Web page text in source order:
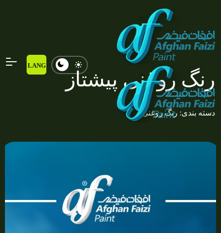
LANG
رنگ روغنی پیشتاز
دسته بندی: رنگ روغنی